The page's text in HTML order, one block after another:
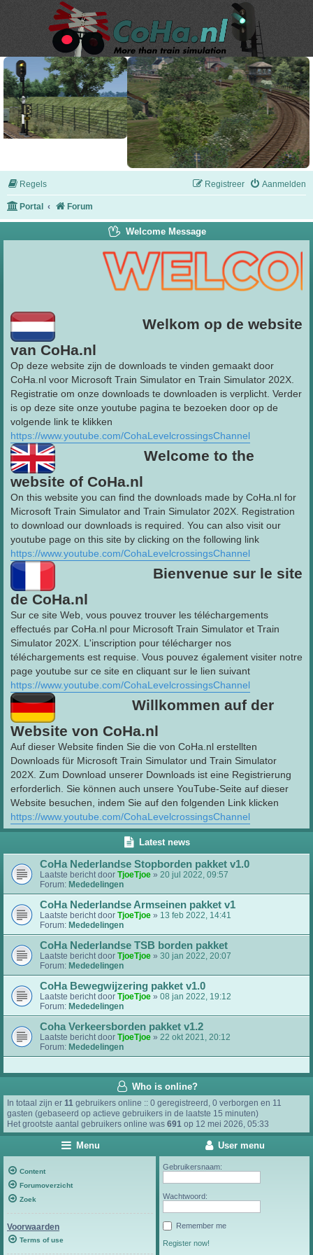
Regels Aanmelden
Registreer
Portal Forum
Welcome Message
Welkom op de website
van CoHa.nl
Op deze website zijn de downloads te vinden gemaakt door
CoHa.nl voor Microsoft Train Simulator en Train Simulator 202X.
Registratie om onze downloads te downloaden is verplicht. Verder
is op deze site onze youtube pagina te bezoeken door op de
volgende link te klikken
https://www.youtube.com/CohaLevelcrossingsChannel
Welcome to the
website of CoHa.nl
On this website you can find the downloads made by CoHa.nl for
Microsoft Train Simulator and Train Simulator 202X. Registration
to download our downloads is required. You can also visit our
youtube page on this site by clicking on the following link
https://www.youtube.com/CohaLevelcrossingsChannel
Bienvenue sur le site
de CoHa.nl
Sur ce site Web, vous pouvez trouver les téléchargements
effectués par CoHa.nl pour Microsoft Train Simulator et Train
Simulator 202X. L'inscription pour télécharger nos
téléchargements est requise. Vous pouvez également visiter notre
page youtube sur ce site en cliquant sur le lien suivant
https://www.youtube.com/CohaLevelcrossingsChannel
Willkommen auf der
Website von CoHa.nl
Auf dieser Website finden Sie die von CoHa.nl erstellten
Downloads für Microsoft Train Simulator und Train Simulator
202X. Zum Download unserer Downloads ist eine Registrierung
erforderlich. Sie können auch unsere YouTube-Seite auf dieser
Website besuchen, indem Sie auf den folgenden Link klicken
https://www.youtube.com/CohaLevelcrossingsChannel
Latest news
CoHa Nederlandse Stopborden pakket v1.0
Laatste bericht door TjoeTjoe » 20 jul 2022, 09:57
Forum: Mededelingen
CoHa Nederlandse Armseinen pakket v1
Laatste bericht door TjoeTjoe » 13 feb 2022, 14:41
Forum: Mededelingen
CoHa Nederlandse TSB borden pakket
Laatste bericht door TjoeTjoe » 30 jan 2022, 20:07
Forum: Mededelingen
CoHa Bewegwijzering pakket v1.0
Laatste bericht door TjoeTjoe » 08 jan 2022, 19:12
Forum: Mededelingen
Coha Verkeersborden pakket v1.2
Laatste bericht door TjoeTjoe » 22 okt 2021, 20:12
Forum: Mededelingen
Who is online?
In totaal zijn er 11 gebruikers online :: 0 geregistreerd, 0 verborgen en 11
gasten (gebaseerd op actieve gebruikers in de laatste 15 minuten)
Het grootste aantal gebruikers online was 691 op 12 mei 2026, 05:33
Menu
Content
Forumoverzicht
Zoek
Voorwaarden
Terms of use
User menu
Gebruikersnaam:
Wachtwoord:
Remember me
Register now!